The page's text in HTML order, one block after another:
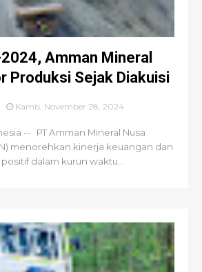
Amman Mineral
Produksi Sejak Diakuisi
Kamis, November 28, 2024
-- PT Amman Mineral Nusa
menorehkan kinerja keuangan dan
dalam kurun waktu...